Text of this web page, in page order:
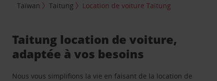
Taïwan
Taitung Location de voiture Taitung
Taitung location de voiture,
adaptée à vos besoins
Nous vous simplifions la vie en faisant de la location de